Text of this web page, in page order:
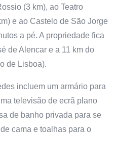
(3 km), ao Teatro
e ao Castelo de São Jorge
a pé. A propriedade fica
de Alencar e a 11 km do
de Lisboa).
incluem um armário para
televisão de ecrã plano
de banho privada para se
cama e toalhas para o